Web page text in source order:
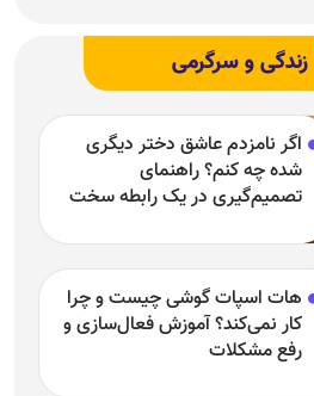
زندگی و سرگرمی
اگر نامزدم عاشق دختر دیگری
شده چه کنم؟ راهنمای
تصمیم‌گیری در یک رابطه سخت
هات اسپات گوشی چیست و چرا
کار نمی‌کند؟ آموزش فعال‌سازی و
رفع مشکلات